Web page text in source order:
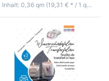
Inhalt: 0,36 qm (19,31 € * / 1 qm)